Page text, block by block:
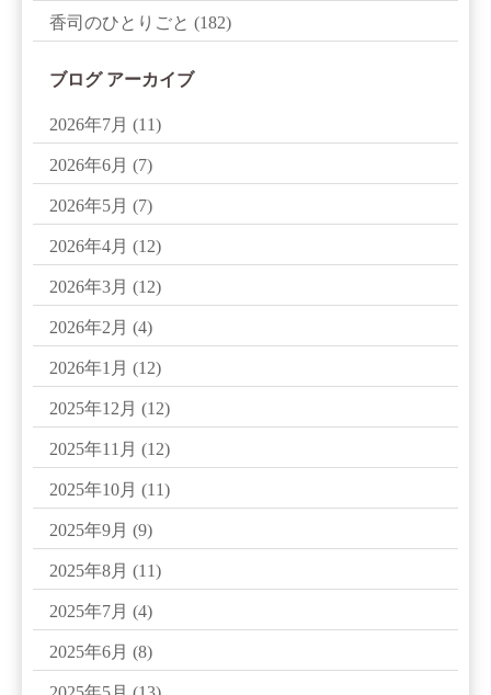
香司のひとりごと (182)
ブログ アーカイブ
2026年7月 (11)
2026年6月 (7)
2026年5月 (7)
2026年4月 (12)
2026年3月 (12)
2026年2月 (4)
2026年1月 (12)
2025年12月 (12)
2025年11月 (12)
2025年10月 (11)
2025年9月 (9)
2025年8月 (11)
2025年7月 (4)
2025年6月 (8)